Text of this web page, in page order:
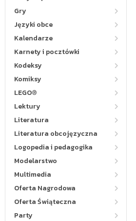
Gry
Języki obce
Kalendarze
Karnety i pocztówki
Kodeksy
Komiksy
LEGO®
Lektury
Literatura
Literatura obcojęzyczna
Logopedia i pedagogika
Modelarstwo
Multimedia
Oferta Nagrodowa
Oferta Świąteczna
Party